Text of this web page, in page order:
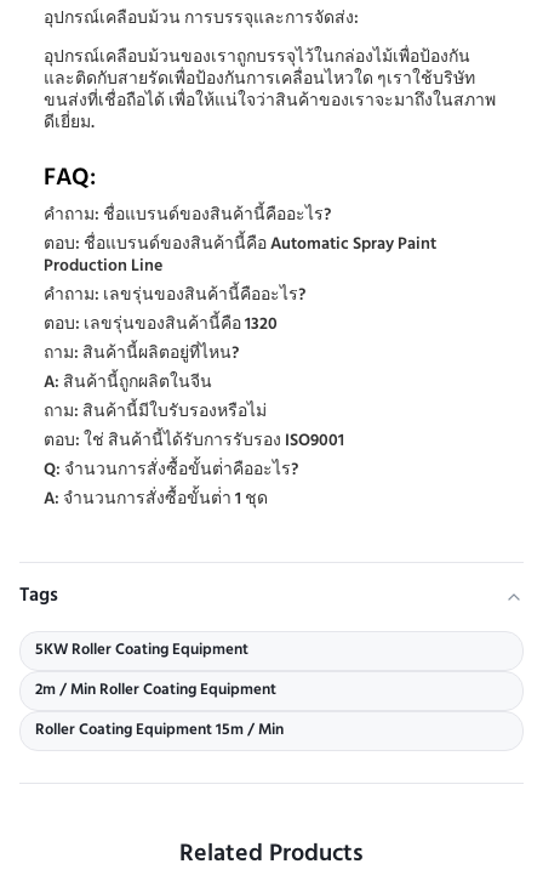
อุปกรณ์เคลือบม้วน การบรรจุและการจัดส่ง:
อุปกรณ์เคลือบม้วนของเราถูกบรรจุไว้ในกล่องไม้เพื่อป้องกัน
และติดกับสายรัดเพื่อป้องกันการเคลื่อนไหวใด ๆเราใช้บริษัท
ขนส่งที่เชื่อถือได้ เพื่อให้แน่ใจว่าสินค้าของเราจะมาถึงในสภาพ
ดีเยี่ยม.
FAQ:
คําถาม: ชื่อแบรนด์ของสินค้านี้คืออะไร?
ตอบ: ชื่อแบรนด์ของสินค้านี้คือ Automatic Spray Paint
Production Line
คําถาม: เลขรุ่นของสินค้านี้คืออะไร?
ตอบ: เลขรุ่นของสินค้านี้คือ 1320
ถาม: สินค้านี้ผลิตอยู่ที่ไหน?
A: สินค้านี้ถูกผลิตในจีน
ถาม: สินค้านี้มีใบรับรองหรือไม่
ตอบ: ใช่ สินค้านี้ได้รับการรับรอง ISO9001
Q: จํานวนการสั่งซื้อขั้นต่ําคืออะไร?
A: จํานวนการสั่งซื้อขั้นต่ํา 1 ชุด
Tags
5KW Roller Coating Equipment
2m / Min Roller Coating Equipment
Roller Coating Equipment 15m / Min
Related Products